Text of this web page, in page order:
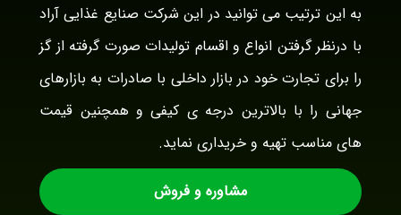
به این ترتیب می توانید در این شرکت صنایع غذایی آراد
با درنظر گرفتن انواع و اقسام تولیدات صورت گرفته از گز
را برای تجارت خود در بازار داخلی با صادرات به بازارهای
جهانی را با بالاترین درجه ی کیفی و همچنین قیمت
های مناسب تهیه و خریداری نماید.
مشاوره و فروش